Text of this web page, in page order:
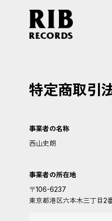
特定商取引
事業者の名称
西山史朗
事業者の所在地
〒106-6237
東京都港区六本木三丁目2